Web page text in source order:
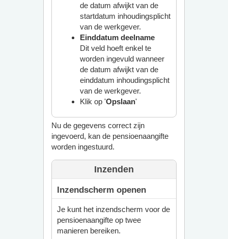
de datum afwijkt van de
startdatum inhoudingsplicht
van de werkgever.
Einddatum deelname
Dit veld hoeft enkel te
worden ingevuld wanneer
de datum afwijkt van de
einddatum inhoudingsplicht
van de werkgever.
Klik op 'Opslaan'
Nu de gegevens correct zijn
ingevoerd, kan de pensioenaangifte
worden ingestuurd.
Inzenden
Inzendscherm openen
Je kunt het inzendscherm voor de
pensioenaangifte op twee
manieren bereiken.